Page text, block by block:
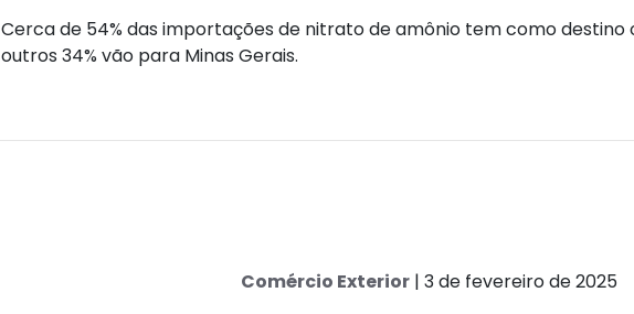
Cerca de 54% das importações de nitrato de amônio tem como destino
outros 34% vão para Minas Gerais.
Comércio Exterior | 3 de fevereiro de 2025